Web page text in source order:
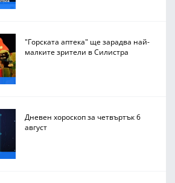
"Горската аптека" ще зарадва най-
малките зрители в Силистра
Дневен хороскоп за четвъртък 6
август